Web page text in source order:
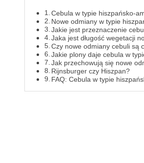
Cebula w typie hiszpańsko-
Nowe odmiany w typie
Jakie jest przeznaczenie
Jaka jest długość wegetacji
Czy nowe odmiany cebuli są
Jakie plony daje cebula w
Jak przechowują się nowe
Rijnsburger czy Hiszpan?
FAQ: Cebula w typie